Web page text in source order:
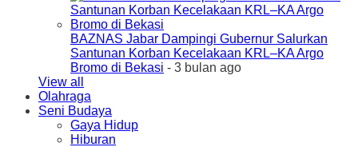
BAZNAS Jabar Dampingi Gubernur Salurkan
Santunan Korban Kecelakaan KRL–KA Argo
Bromo di Bekasi - 3 bulan ago
View all
Olahraga
Seni Budaya
Gaya Hidup
Hiburan